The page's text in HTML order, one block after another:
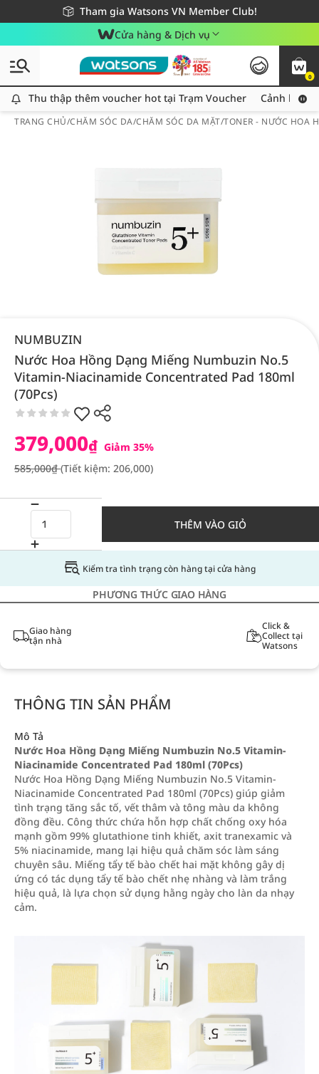
Tham gia Watsons VN Member Club!
Miễn phí giao hàng cho đơn hàng từ 249,000Đ
Giao hàng nhanh 24h - Áp dụng khu vực TP. Hồ Chí Minh
Cửa hàng & Dịch vụ
0
Thu thập thêm voucher hot tại Trạm Voucher
Thu thập thêm voucher hot tại Trạm Voucher Cảnh báo
TRANG CHỦ/CHĂM SÓC DA/CHĂM SÓC DA MẶT/TONER - NƯỚC HOA
NUMBUZIN
Nước Hoa Hồng Dạng Miếng Numbuzin No.5
Vitamin-Niacinamide Concentrated Pad 180ml
(70Pcs)
379,000₫ Giảm 35%
585,000₫(Tiết kiệm: 206,000)
THÊM VÀO GIỎ
Kiểm tra tình trạng còn hàng tại cửa hàng
PHƯƠNG THỨC GIAO HÀNG
Giao hàng
tận nhà
Click &
Collect tại
Watsons
THÔNG TIN SẢN PHẨM
Mô Tả
Nước Hoa Hồng Dạng Miếng Numbuzin No.5 Vitamin-
Niacinamide Concentrated Pad 180ml (70Pcs)
Nước Hoa Hồng Dạng Miếng Numbuzin No.5 Vitamin-
Niacinamide Concentrated Pad 180ml (70Pcs) giúp giảm
tình trạng tăng sắc tố, vết thâm và tông màu da không
đồng đều. Công thức chứa hỗn hợp chất chống oxy hóa
mạnh gồm 99% glutathione tinh khiết, axit tranexamic và
5% niacinamide, mang lại hiệu quả chăm sóc làm sáng
chuyên sâu. Miếng tẩy tế bào chết hai mặt không gây dị
ứng có tác dụng tẩy tế bào chết nhẹ nhàng và làm trắng
hiệu quả, là lựa chọn sử dụng hằng ngày cho làn da nhạy
cảm.